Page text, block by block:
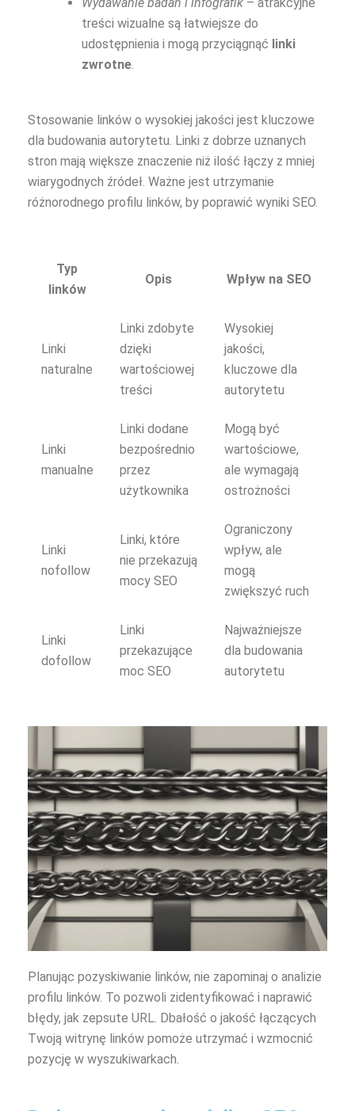
treści wizualne są łatwiejsze do
udostępnienia i mogą przyciągnąć linki
zwrotne.
Stosowanie linków o wysokiej jakości jest kluczowe
dla budowania autorytetu. Linki z dobrze uznanych
stron mają większe znaczenie niż ilość łączy z mniej
wiarygodnych źródeł. Ważne jest utrzymanie
różnorodnego profilu linków, by poprawić wyniki SEO.
Typ
linków
Opis Wpływ na SEO
Linki
naturalne
Linki zdobyte
dzięki
wartościowej
treści
Wysokiej
jakości,
kluczowe dla
autorytetu
Linki
manualne
Linki dodane
bezpośrednio
przez
użytkownika
Mogą być
wartościowe,
ale wymagają
ostrożności
Linki
nofollow
Linki, które
nie przekazują
mocy SEO
Ograniczony
wpływ, ale
mogą
zwiększyć ruch
Linki
dofollow
Linki
przekazujące
moc SEO
Najważniejsze
dla budowania
autorytetu
Planując pozyskiwanie linków, nie zapominaj o analizie
profilu linków. To pozwoli zidentyfikować i naprawić
błędy, jak zepsute URL. Dbałość o jakość łączących
Twoją witrynę linków pomoże utrzymać i wzmocnić
pozycję w wyszukiwarkach.